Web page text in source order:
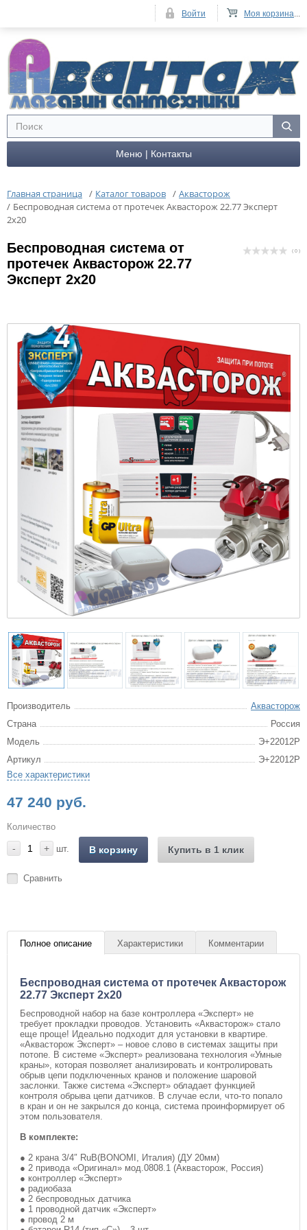
Меню | Контакты
Главная страница / Каталог товаров / Аквасторож
/ Беспроводная система от протечек Аквасторож 22.77 Эксперт
2x20
Беспроводная система от
протечек Аквасторож 22.77
Эксперт 2x20
( 0 )
Производитель
Аквасторож
Страна
Россия
Модель
Э+22012Р
Артикул
Э+22012Р
Все характеристики
47 240 руб.
Количество
- + шт. В корзину Купить в 1 клик
Сравнить
Полное описание Характеристики Комментарии
Беспроводная система от протечек Аквасторож
22.77 Эксперт 2x20
Беспроводной набор на базе контроллера «Эксперт» не
требует прокладки проводов. Установить «Аквасторож» стало
еще проще! Идеально подходит для установки в квартире.
«Аквасторож Эксперт» – новое слово в системах защиты при
потопе. В системе «Эксперт» реализована технология «Умные
краны», которая позволяет анализировать и контролировать
обрыв цепи подключенных кранов и положение шаровой
заслонки. Также система «Эксперт» обладает функцией
контроля обрыва цепи датчиков. В случае если, что-то попало
в кран и он не закрылся до конца, система проинформирует об
этом пользователя.
В комплекте:
● 2 крана 3/4″ RuB(BONOMI, Италия) (ДУ 20мм)
● 2 привода «Оригинал» мод.0808.1 (Аквасторож, Россия)
● контроллер «Эксперт»
● радиобаза
● 2 беспроводных датчика
● 1 проводной датчик «Эксперт»
● провод 2 м
Моя корзина...
Войти